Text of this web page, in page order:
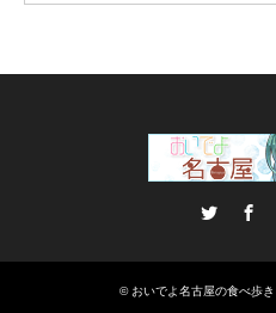
RSS
©おいでよ名古屋の食べ歩